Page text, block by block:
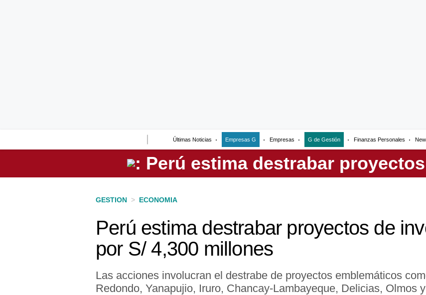
Últimas Noticias Empresas G Empresas G de Gestión Finanzas Personales
Perú
GESTION > ECONOMIA
Perú estima destrabar proyectos de
por S/ 4,300 millones
Las acciones involucran el destrabe de proyectos emblemáticos
Redondo, Yanapujio, Iruro, Chancay-Lambayeque, Delicias, Olmos